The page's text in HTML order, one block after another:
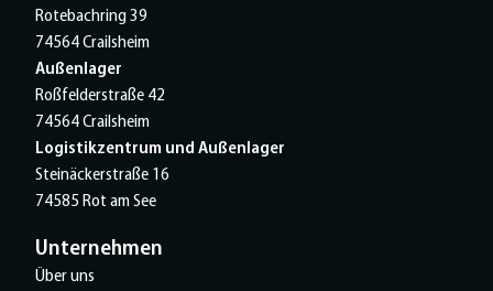
Rotebachring 39
74564 Crailsheim
Außenlager
Roßfelderstraße 42
74564 Crailsheim
Logistikzentrum und Außenlager
Steinäckerstraße 16
74585 Rot am See
Unternehmen
Über uns